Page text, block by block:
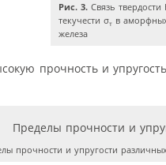
Рис. 3. Связь
текучести σт в
железа
прочность и
прочности и упругости